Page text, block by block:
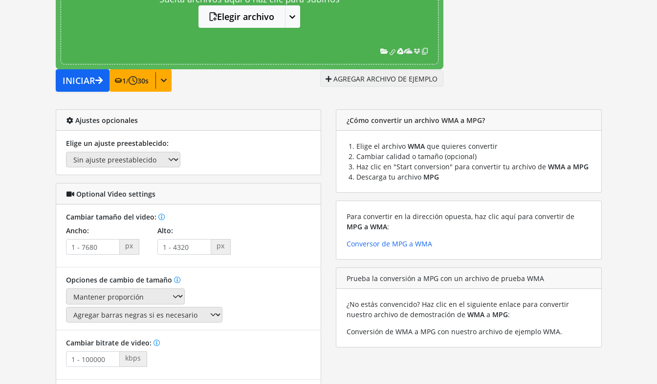
Elegir archivo
INICIAR 1/ 30s AGREGAR ARCHIVO DE EJEMPLO
Ajustes opcionales
Elige un ajuste preestablecido:
Optional Video settings
Cambiar tamaño del video:
Ancho:
px
Alto:
px
Opciones de cambio de tamaño
Cambiar bitrate de video:
kbps
¿Cómo convertir un archivo WMA a MPG?
Elige el archivo WMA que quieres convertir
Cambiar calidad o tamaño (opcional)
Haz clic en "Start conversion" para convertir tu archivo de WMA a MPG
Descarga tu archivo MPG
Para convertir en la dirección opuesta, haz clic aquí para convertir de
MPG a WMA:
Conversor de MPG a WMA
Prueba la conversión a MPG con un archivo de prueba WMA
¿No estás convencido? Haz clic en el siguiente enlace para convertir
nuestro archivo de demostración de WMA a MPG:
Conversión de WMA a MPG con nuestro archivo de ejemplo WMA.